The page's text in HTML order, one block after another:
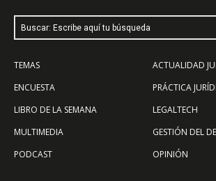
Buscar: Escribe aquí tu búsqueda
TEMAS
ENCUESTA
LIBRO DE LA SEMANA
MULTIMEDIA
PODCAST
ACTUALIDAD
PRÁCTICA
LEGALTECH
GESTIÓN DEL
OPINIÓN